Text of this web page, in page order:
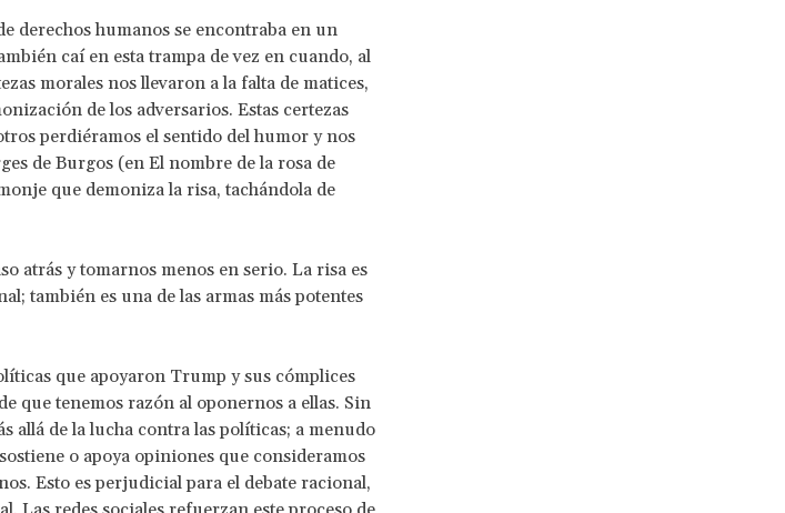
derechos humanos se encontraba en un
caí en esta trampa de vez en cuando, al
morales nos llevaron a la falta de matices,
de los adversarios. Estas certezas
perdiéramos el sentido del humor y nos
de Burgos (en El nombre de la rosa de
que demoniza la risa, tachándola de
atrás y tomarnos menos en serio. La risa es
también es una de las armas más potentes
que apoyaron Trump y sus cómplices
que tenemos razón al oponernos a ellas. Sin
allá de la lucha contra las políticas; a menudo
o apoya opiniones que consideramos
Esto es perjudicial para el debate racional,